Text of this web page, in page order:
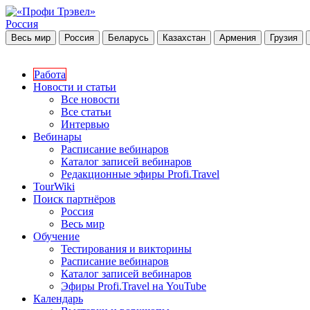
Россия
Весь мир Россия Беларусь Казахстан Армения Грузия
Работа
Новости и статьи
Все новости
Все статьи
Интервью
Вебинары
Расписание вебинаров
Каталог записей вебинаров
Редакционные эфиры Profi.Travel
TourWiki
Поиск партнёров
Россия
Весь мир
Обучение
Тестирования и викторины
Расписание вебинаров
Каталог записей вебинаров
Эфиры Profi.Travel на YouTube
Календарь